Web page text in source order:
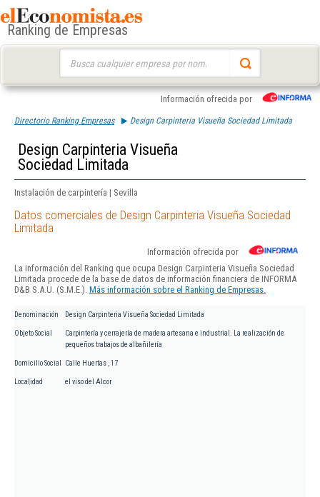
Ranking de Empresas
Información ofrecida por
Directorio Ranking Empresas Design Carpinteria Visueña Sociedad Limitada
Design Carpinteria Visueña
Sociedad Limitada
Instalación de carpintería | Sevilla
Datos comerciales de Design Carpinteria Visueña Sociedad
Limitada
Información ofrecida por
La información del Ranking que ocupa Design Carpinteria Visueña Sociedad
Limitada procede de la base de datos de información financiera de INFORMA
D&B S.A.U. (S.M.E.). Más información sobre el Ranking de Empresas.
Denominación Design Carpinteria Visueña Sociedad Limitada
Objeto Social
Carpintería y cerrajería de madera artesana e industrial. La realización de
pequeños trabajos de albañilería
Domicilio Social Calle Huertas , 17
Localidad el viso del Alcor